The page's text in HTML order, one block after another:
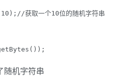
获取一个10位的随机字符串
随机字符串